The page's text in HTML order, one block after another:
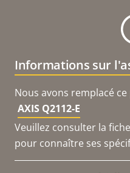
Nous avons remplacé
AXIS Q2112-E
Veuillez consulter la
pour connaître ses